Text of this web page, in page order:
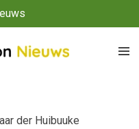
der Huibuuke